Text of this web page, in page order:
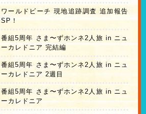
ワールドビーチ 現地追跡調査 追加報告
SP！
番組5周年 さま〜ずホンネ2人旅 in ニュ
ーカレドニア 完結編
番組5周年 さま〜ずホンネ2人旅 in ニュ
ーカレドニア 2週目
番組5周年 さま〜ずホンネ2人旅 in ニュ
ーカレドニア